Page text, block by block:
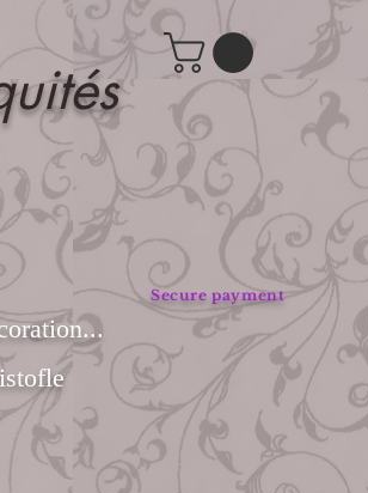
Secure payment